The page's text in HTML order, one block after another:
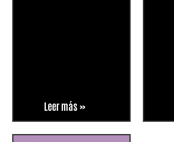
Leer más »